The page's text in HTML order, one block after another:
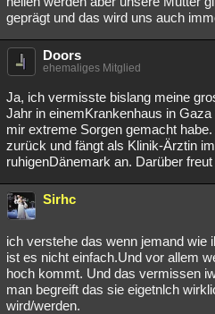
geprägt und das wird uns auch
Doors
ehemaliges Mitglied
Ja, ich vermisste bislang meine
Jahr in einemKrankenhaus in
mir extreme Sorgen gemacht
zurück und fängt als Klinik-Ärztin
ruhigenDänemark an. Darüber
Sirhc
ich verstehe das wenn jemand wie
ist es nicht einfach.Und vor allem
hoch kommt. Und das vermissen
man begreift das sie eigetnlch
wird/werden.